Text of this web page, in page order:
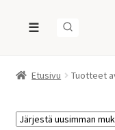
☰
Etusivu Tuotteet